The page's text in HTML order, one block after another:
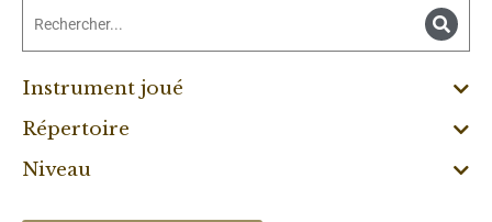
Instrument joué
Répertoire
Niveau